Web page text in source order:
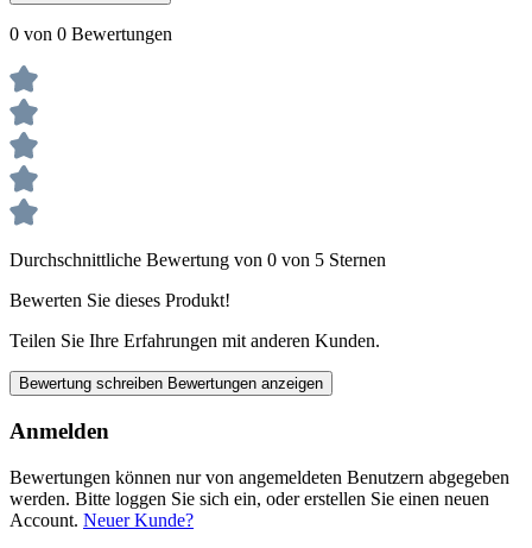
0 von 0 Bewertungen
Durchschnittliche Bewertung von 0 von 5 Sternen
Bewerten Sie dieses Produkt!
Teilen Sie Ihre Erfahrungen mit anderen Kunden.
Bewertung schreiben Bewertungen anzeigen
Anmelden
Bewertungen können nur von angemeldeten Benutzern abgegeben
werden. Bitte loggen Sie sich ein, oder erstellen Sie einen neuen
Account. Neuer Kunde?